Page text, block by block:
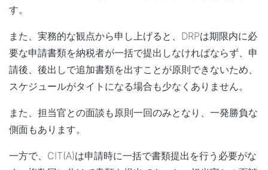
す。
また、実務的な観点から申し上げると、DRPは期限内に必
要な申請書類を納税者が一括で提出しなければならず、申
請後、後出しで追加書類を出すことが原則できないため、
スケジュールがタイトになる場合も少なくありません。
また、担当官との面談も原則一回のみとなり、一発勝負な
側面もあります。
一方で、CIT(A)は申請時に一括で書類提出を行う必要がな